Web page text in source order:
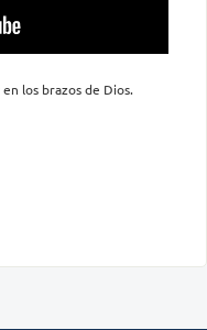
los brazos de Dios.